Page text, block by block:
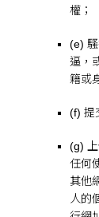
權；
(e)
逼，
籍或
(f) 提
(g)
任何
其他
人的